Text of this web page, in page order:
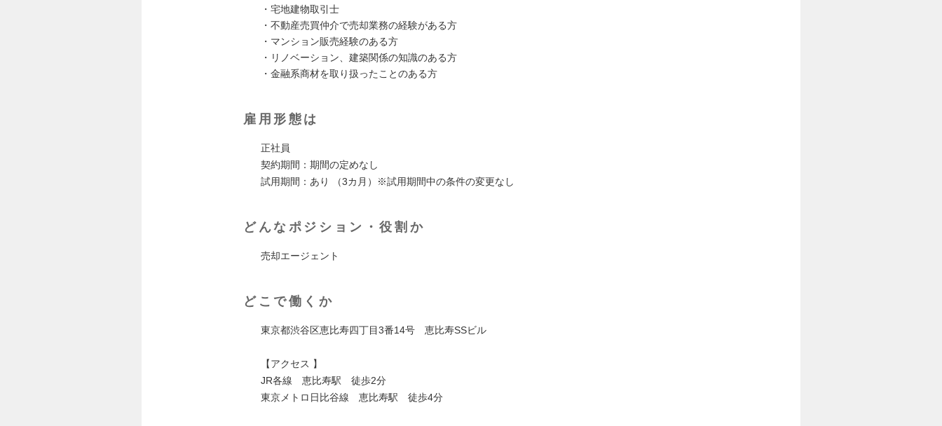
・宅地建物取引士
・不動産売買仲介で売却業務の経験がある方
・マンション販売経験のある方
・リノベーション、建築関係の知識のある方
・金融系商材を取り扱ったことのある方
雇用形態は
正社員
契約期間：期間の定めなし
試用期間：あり （3カ月）※試用期間中の条件の変更なし
どんなポジション・役割か
売却エージェント
どこで働くか
東京都渋谷区恵比寿四丁目3番14号 恵比寿SSビル
【アクセス 】
JR各線 恵比寿駅 徒歩2分
東京メトロ日比谷線 恵比寿駅 徒歩4分